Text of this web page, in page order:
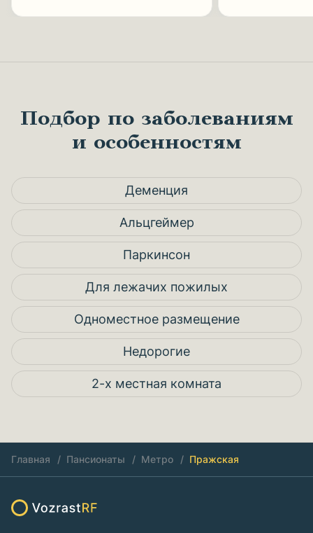
Подбор по заболеваниям
и особенностям
Деменция
Альцгеймер
Паркинсон
Для лежачих пожилых
Одноместное размещение
Недорогие
2-х местная комната
Главная Пансионаты Метро Пражская